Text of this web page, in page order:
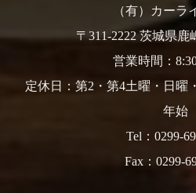
（有）カーラ
〒311-2222 茨城県鹿
営業時間：
定休日：第2・第4土曜・日曜
年始
Tel：0299-
Fax：0299-